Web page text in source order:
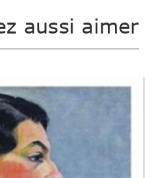
aussi aimer